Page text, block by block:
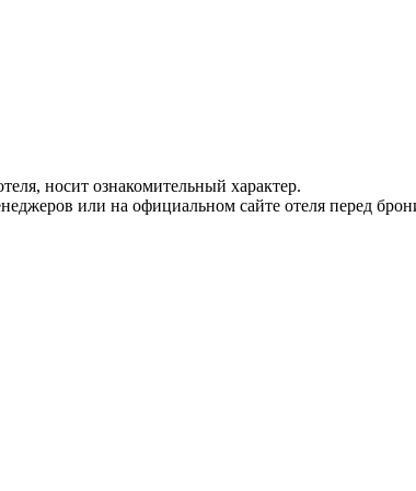
носит ознакомительный характер.
или на официальном сайте отеля перед